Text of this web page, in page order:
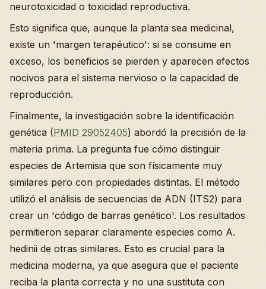
neurotoxicidad o toxicidad reproductiva.
Esto significa que, aunque la planta sea medicinal,
existe un 'margen terapéutico': si se consume en
exceso, los beneficios se pierden y aparecen efectos
nocivos para el sistema nervioso o la capacidad de
reproducción.
Finalmente, la investigación sobre la identificación
genética (PMID 29052405) abordó la precisión de la
materia prima. La pregunta fue cómo distinguir
especies de Artemisia que son físicamente muy
similares pero con propiedades distintas. El método
utilizó el análisis de secuencias de ADN (ITS2) para
crear un 'código de barras genético'. Los resultados
permitieron separar claramente especies como A.
hedinii de otras similares. Esto es crucial para la
medicina moderna, ya que asegura que el paciente
reciba la planta correcta y no una sustituta con